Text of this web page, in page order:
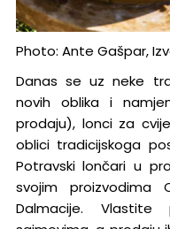
Photo: Ante Gašpar,
Danas se uz neke
novih oblika i
prodaju), lonci za
oblici tradicijskoga
Potravski lončari u
svojim proizvodima
Dalmacije.